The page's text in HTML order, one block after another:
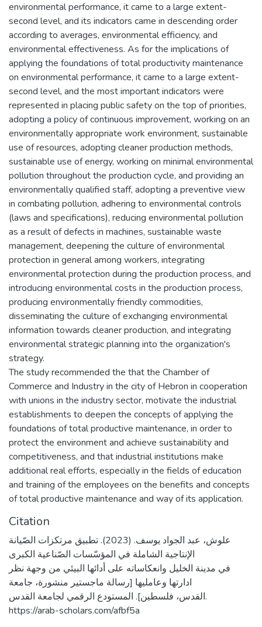
environmental performance, it came to a large extent-
second level, and its indicators came in descending order
according to averages, environmental efficiency, and
environmental effectiveness. As for the implications of
applying the foundations of total productivity maintenance
on environmental performance, it came to a large extent-
second level, and the most important indicators were
represented in placing public safety on the top of priorities,
adopting a policy of continuous improvement, working on an
environmentally appropriate work environment, sustainable
use of resources, adopting cleaner production methods,
sustainable use of energy, working on minimal environmental
pollution throughout the production cycle, and providing an
environmentally qualified staff, adopting a preventive view
in combating pollution, adhering to environmental controls
(laws and specifications), reducing environmental pollution
as a result of defects in machines, sustainable waste
management, deepening the culture of environmental
protection in general among workers, integrating
environmental protection during the production process, and
introducing environmental costs in the production process,
producing environmentally friendly commodities,
disseminating the culture of exchanging environmental
information towards cleaner production, and integrating
environmental strategic planning into the organization's
strategy.
The study recommended the that the Chamber of
Commerce and Industry in the city of Hebron in cooperation
with unions in the industry sector, motivate the industrial
establishments to deepen the concepts of applying the
foundations of total productive maintenance, in order to
protect the environment and achieve sustainability and
competitiveness, and that industrial institutions make
additional real efforts, especially in the fields of education
and training of the employees on the benefits and concepts
of total productive maintenance and way of its application.
Citation
علوش، عبد الجواد يوسف. (2023). تطبيق مرتكزات الصّيانة
الإنتاجية الشاملة في المؤسّسات الصّناعية الكبرى
في مدينة الخليل وانعكاساته على أدائها البيئي من وجهة نظر
ادارتها وعامليها [رسالة ماجستير منشورة، جامعة
القدس، فلسطين]. المستودع الرقمي لجامعة القدس.
https://arab-scholars.com/afbf5a